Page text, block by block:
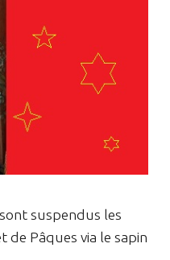
suspendus les
Pâques via le sapin